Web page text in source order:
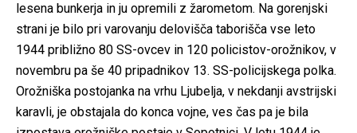
lesena bunkerja in ju opremili z žarometom. Na gorenjski
strani je bilo pri varovanju delovišča taborišča vse leto
1944 približno 80 SS-ovcev in 120 policistov-orožnikov, v
novembru pa še 40 pripadnikov 13. SS-policijskega polka.
Orožniška postojanka na vrhu Ljubelja, v nekdanji avstrijski
karavli, je obstajala do konca vojne, ves čas pa je bila